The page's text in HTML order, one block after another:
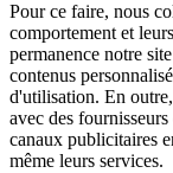
Pour ce faire, nous
comportement et
permanence notre
contenus
d'utilisation. En
avec des
canaux publicitaires
même leurs services.